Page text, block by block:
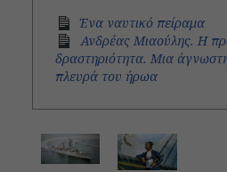
Ένα ναυτικό πείραμα
Ανδρέας Μιαούλης. Η
δραστηριότητα. Μια
πλευρά του ήρωα